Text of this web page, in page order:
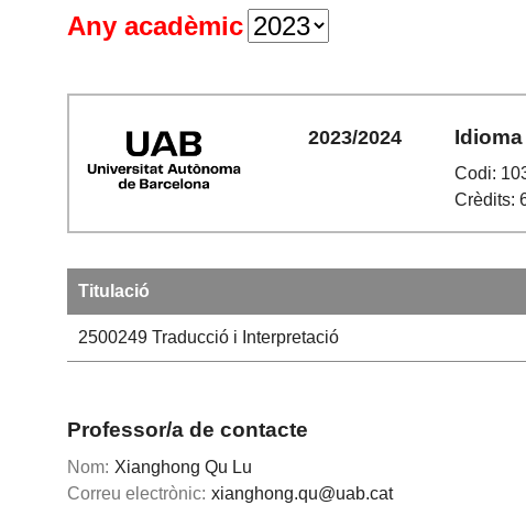
Any acadèmic
2023/2024
Codi:
Crèdits:
Titulació
2500249Traducció i Interpretació
Professor/a de contacte
Nom: Xianghong Qu Lu
Correu electrònic: xianghong.qu@uab.cat